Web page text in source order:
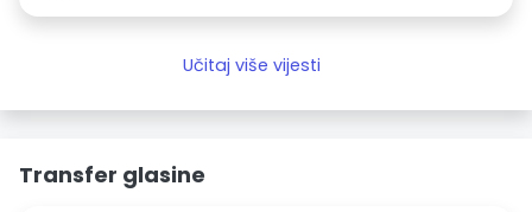
Učitaj više vijesti
Transfer glasine